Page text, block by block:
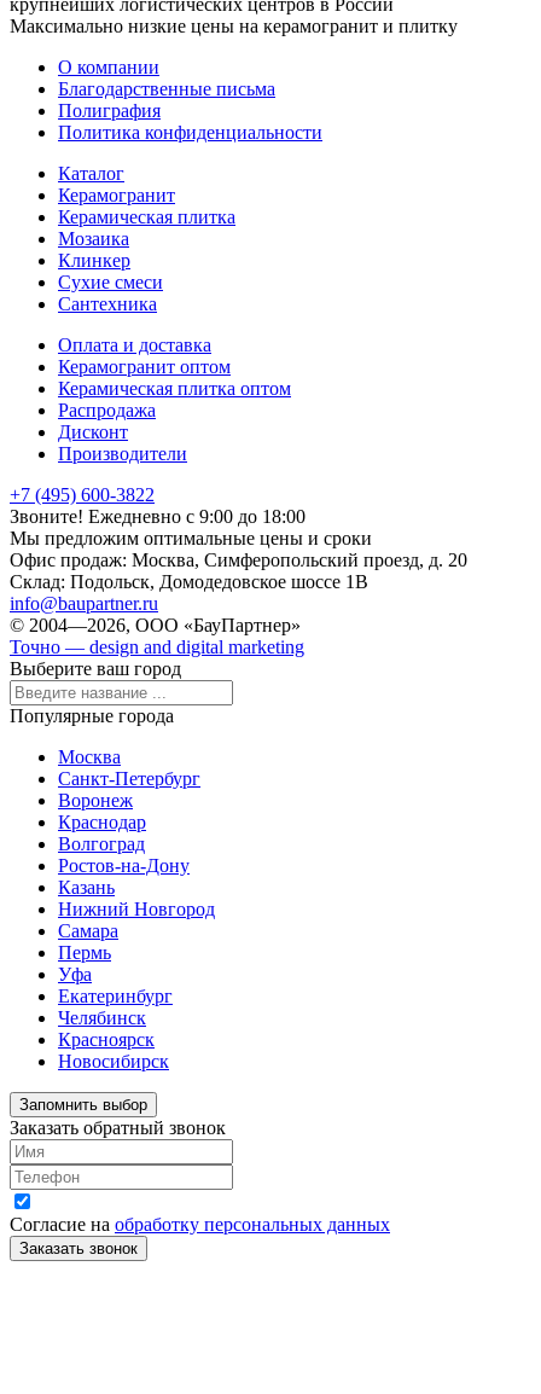
Максимально низкие цены на керамогранит и плитку
О компании
Благодарственные письма
Полиграфия
Политика конфиденциальности
Каталог
Керамогранит
Керамическая плитка
Мозаика
Клинкер
Сухие смеси
Сантехника
Оплата и доставка
Керамогранит оптом
Керамическая плитка оптом
Распродажа
Дисконт
Производители
+7 (495) 600-3822
Звоните! Ежедневно с 9:00 до 18:00
Мы предложим оптимальные цены и сроки
Офис продаж: Москва, Симферопольский проезд, д. 20
Склад: Подольск, Домодедовское шоссе 1В
info@baupartner.ru
© 2004—2026, ООО «БауПартнер»
Точно — design and digital marketing
Выберите ваш город
Популярные города
Москва
Санкт-Петербург
Воронеж
Краснодар
Волгоград
Ростов-на-Дону
Казань
Нижний Новгород
Самара
Пермь
Уфа
Екатеринбург
Челябинск
Красноярск
Новосибирск
Запомнить выбор
Заказать обратный звонок
Согласие на обработку персональных данных